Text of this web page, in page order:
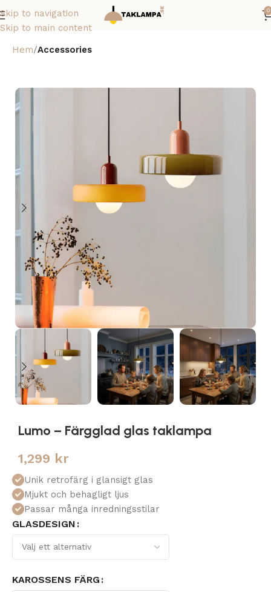
Skip to navigation
Skip to main content
0
Hem Accessories
Lumo – Färgglad glas taklampa
1,299 kr
Unik retrofärg i glansigt glas
Mjukt och behagligt ljus
Passar många inredningsstilar
GLASDESIGN
KAROSSENS FÄRG